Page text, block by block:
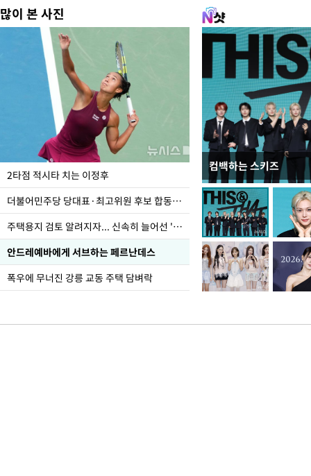
많이 본 사진
2타점 적시타 치는 이정후
더불어민주당 당대표·최고위원 후보 합동연설회
주택용지 검토 알려지자... 신속히 늘어선 '근조화환'
안드레예바에게 서브하는 페르난데스
폭우에 무너진 강릉 교동 주택 담벼락
컴백하는 스키즈
이번주 국회에는 무